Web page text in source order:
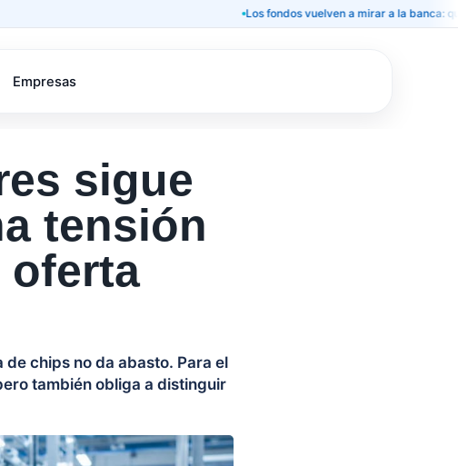
Los fondos vuelven a mirar a la banca: qué
Empresas
sigue
tensión
oferta
chips no da abasto. Para el
también obliga a distinguir